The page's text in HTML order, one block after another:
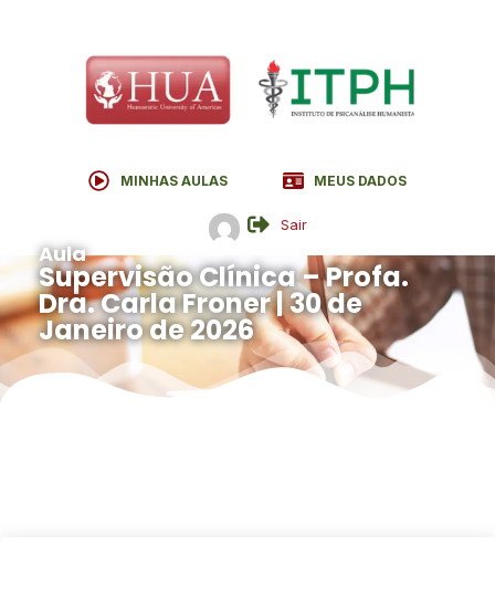
MINHAS AULAS MEUS DADOS
Sair
Aula
Supervisão Clínica – Profa.
Dra. Carla Froner | 30 de
Janeiro de 2026